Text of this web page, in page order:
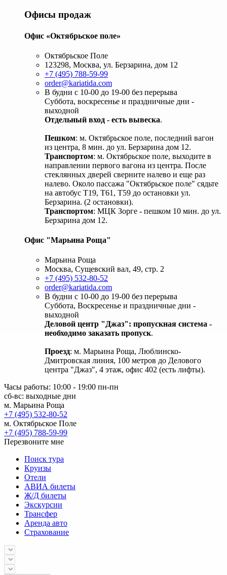
Офисы продаж
Офис «Октябрьское поле»
Октябрьское Поле
123298, Москва, ул. Берзарина, дом 12
+7 (495) 788-59-99
order@kariatida.com
В будни с 10-00 до 19-00 без перерыва
Суббота, воскресенье и праздничные дни -
выходной
Отдельный вход - есть вывеска.
Пешком: м. Октябрьское поле, последний вагон
из центра, 8 мин. до ул. Берзарина дом 12.
Транспортом: м. Октябрьское поле, выходите в
направлении первого вагона из центра. После
стеклянных дверей сверните налево и еще раз
налево. Около пассажа "Октябрьское поле" сядьте
на автобус Т19, Т61, Т59 до остановки ул.
Берзарина. (2 остановки).
Транспортом: МЦК Зорге - пешком 10 мин. до ул.
Берзарина дом 12.
Офис "Марьина Роща"
Марьина Роща
Москва, Сущевский вал, 49, стр. 2
+7 (495) 532-80-52
order@kariatida.com
В будни с 10-00 до 19-00 без перерыва
Суббота, Воскресенье и праздничные дни -
выходной
Деловой центр "Джаз": пропускная система -
необходимо заказать пропуск.
Проезд: м. Марьина Роща, Люблинско-
Дмитровская линия, 100 метров до Делового
центра "Джаз", 4 этаж, офис 402 (есть лифты).
Часы работы: 10:00 - 19:00 пн-пн
сб-вс: выходные дни
м. Марьина Роща
+7 (495) 532-80-52
м. Октябрьское Поле
+7 (495) 788-59-99
Перезвоните мне
Поиск тура
Круизы
Отели
АВИА билеты
Ж/Д билеты
Экскурсии
Трансфер
Аренда авто
Страхование